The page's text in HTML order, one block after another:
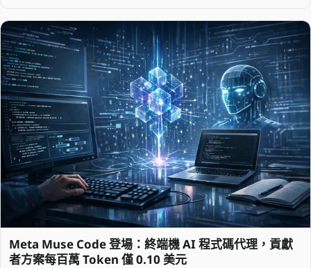
Meta Muse Code 登場：終端機 AI 程式碼代理，貢獻
者方案每百萬 Token 僅 0.10 美元